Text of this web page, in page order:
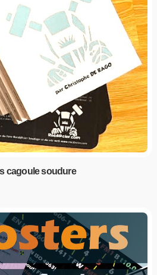
cagoule soudure